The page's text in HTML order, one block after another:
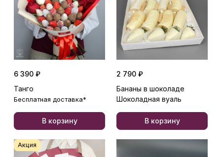
6 390 ₽
Танго
Бесплатная доставка*
В корзину
2 790 ₽
Бананы в шоколаде
Шоколадная вуаль
В корзину
Акция